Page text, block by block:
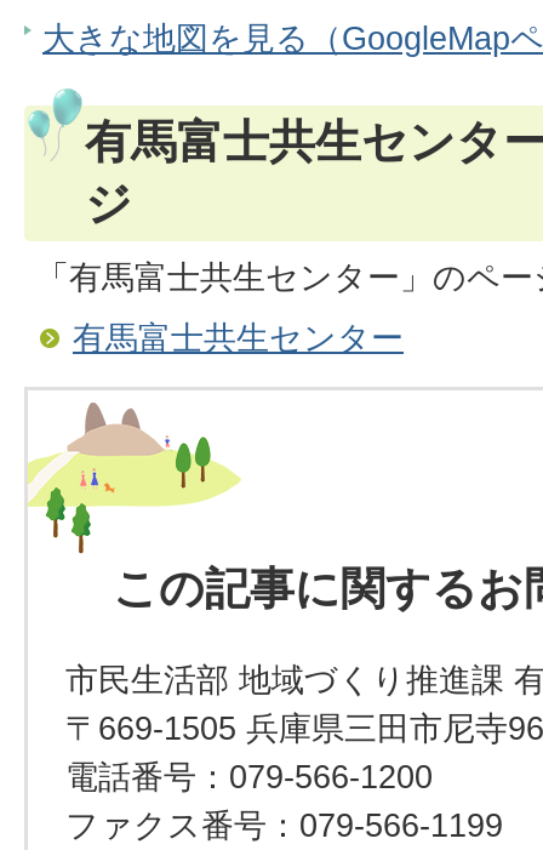
大きな地図を見る（GoogleMap
有馬富士共生センタ
ジ
「有馬富士共生センター」のペ
有馬富士共生センター
この記事に関するお
市民生活部 地域づくり推進課
〒669-1505 兵庫県三田市尼寺
電話番号：079-566-1200
ファクス番号：079-566-1199